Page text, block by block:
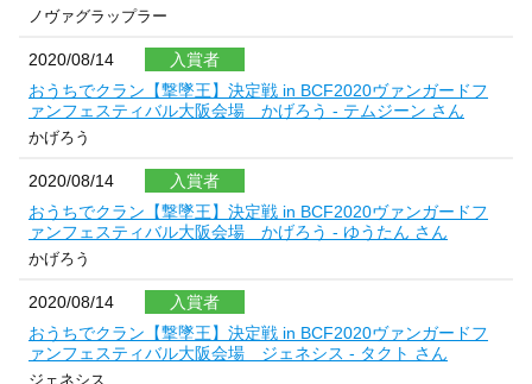
ノヴァグラップラー
2020/08/14
入賞者
おうちでクラン【撃墜王】決定戦 in BCF2020ヴァンガードフ
ァンフェスティバル大阪会場 かげろう - テムジーン さん
かげろう
2020/08/14
入賞者
おうちでクラン【撃墜王】決定戦 in BCF2020ヴァンガードフ
ァンフェスティバル大阪会場 かげろう - ゆうたん さん
かげろう
2020/08/14
入賞者
おうちでクラン【撃墜王】決定戦 in BCF2020ヴァンガードフ
ァンフェスティバル大阪会場 ジェネシス - タクト さん
ジェネシス